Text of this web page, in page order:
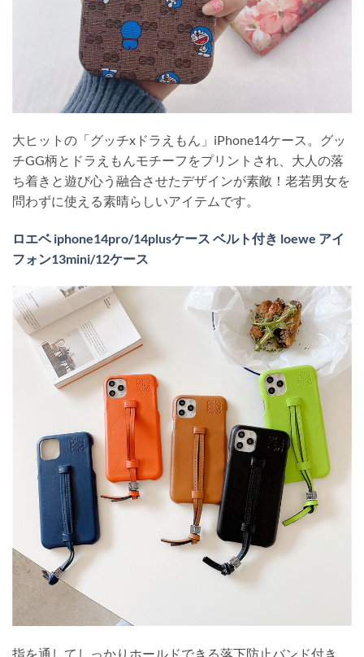
大ヒットの「グッチxドラえもん」iPhone14ケース。グッ
チGG柄とドラえもんモチーフをプリントされ、大人の落
ち着きと遊び心う融合させたデザインが素敵！老若男女を
問わずに使える素晴らしいアイテムです。
ロエベ iphone14pro/14plusケース ベルト付き loewe アイ
フォン13mini/12ケース
指を通してしっかりホールドできる落下防止バンド付き